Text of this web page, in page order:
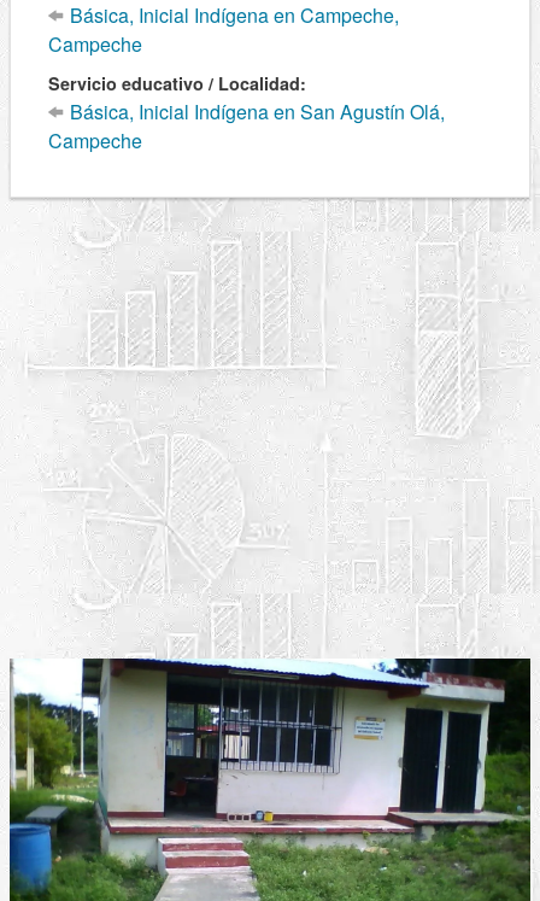
Básica, Inicial Indígena en Campeche,
Campeche
Servicio educativo / Localidad:
Básica, Inicial Indígena en San Agustín Olá,
Campeche